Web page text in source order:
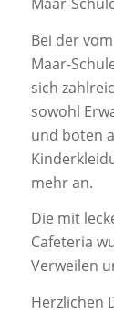
Bei der
Maar-
sich
sowohl
und boten
mehr an.
Die mit
Cafeteria
Verweilen
Herzlichen